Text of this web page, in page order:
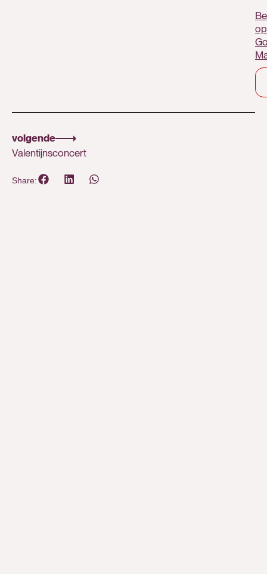
op
volgende
Valentijnsconcert
Share: